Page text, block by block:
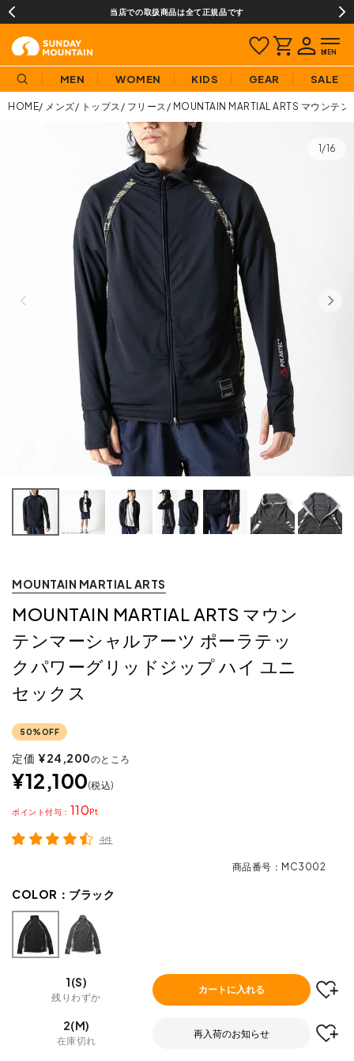
当店での取扱商品は全て正規品です
MEN WOMEN KIDS GEAR SALE
HOME メンズ トップス フリース MOUNTAIN MARTIAL ARTS マウンテ
1/16
MOUNTAIN MARTIAL ARTS
MOUNTAIN MARTIAL ARTS マウン
テンマーシャルアーツ ポーラテッ
クパワーグリッドジップ ハイ ユニ
セックス
50%OFF
定価 ¥24,200のところ
¥12,100 税込
110
ポイント
4件
商品番号 MC3002
COLOR： ブラック
1(S)
残りわずか
カートに入れる
2(M)
在庫切れ
再入荷のお知らせ